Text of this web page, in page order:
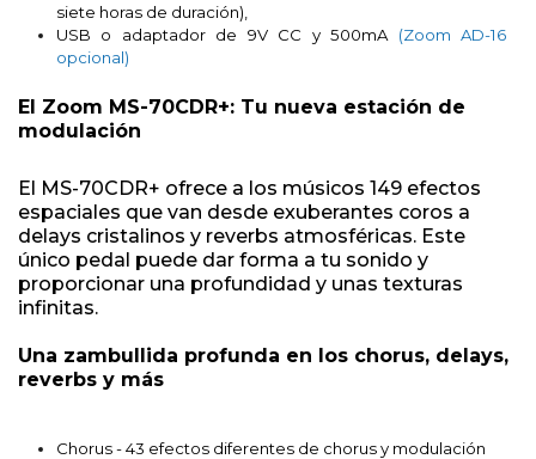
siete horas de duración),
USB o adaptador de 9V CC y 500mA (Zoom AD-16
opcional)
El Zoom MS-70CDR+: Tu nueva estación de
modulación
El MS-70CDR+ ofrece a los músicos 149 efectos
espaciales que van desde exuberantes coros a
delays cristalinos y reverbs atmosféricas. Este
único pedal puede dar forma a tu sonido y
proporcionar una profundidad y unas texturas
infinitas.
Una zambullida profunda en los chorus, delays,
reverbs y más
Chorus - 43 efectos diferentes de chorus y modulación